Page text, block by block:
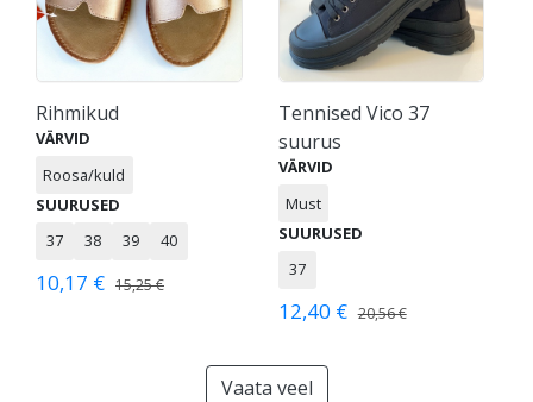
Rihmikud
VÄRVID
Roosa/kuld
SUURUSED
37
38 39 40
10,17 € 15,25 €
Tennised Vico 37
suurus
VÄRVID
Must
SUURUSED
37
12,40 € 20,56 €
Vaata veel